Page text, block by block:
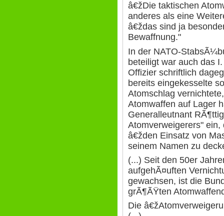
â€žDie taktischen
anderes als eine
â€ždas sind ja
Bewaffnung."
In der NATO-
beteiligt war auch das
Offizier schriftlich
bereits eingekesselte
Atomschlag
Atomwaffen auf Lager
Generalleutnant
Atomverweigerers"
â€žden Einsatz von
seinem Namen zu
(...) Seit den 50er
aufgehÃ¤uften
gewachsen, ist die
grÃ¶ÃŸten
Die